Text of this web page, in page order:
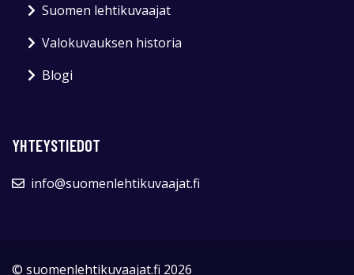
Suomen lehtikuvaajat
Valokuvauksen historia
Blogi
YHTEYSTIEDOT
info@suomenlehtikuvaajat.fi
© suomenlehtikuvaajat.fi 2026